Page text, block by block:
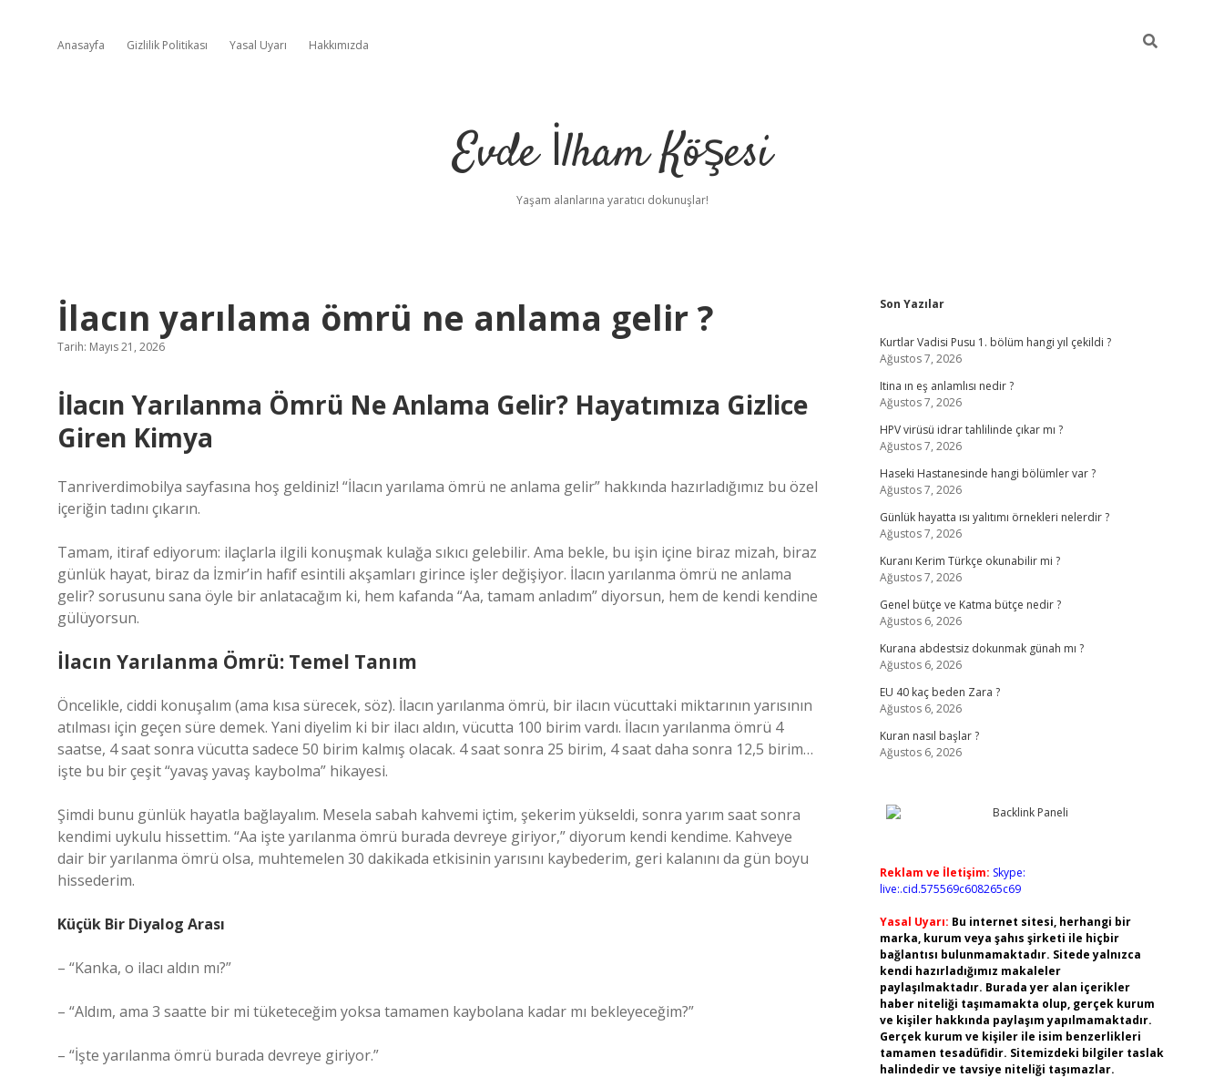
Anasayfa Gizlilik Politikası Yasal Uyarı Hakkımızda
Evde İlham Köşesi
Yaşam alanlarına yaratıcı dokunuşlar!
İlacın yarılama ömrü ne anlama gelir ?
Tarih: Mayıs 21, 2026
İlacın Yarılanma Ömrü Ne Anlama Gelir? Hayatımıza Gizlice
Giren Kimya
Tanriverdimobilya sayfasına hoş geldiniz! “İlacın yarılama ömrü ne anlama gelir” hakkında hazırladığımız bu özel
içeriğin tadını çıkarın.
Tamam, itiraf ediyorum: ilaçlarla ilgili konuşmak kulağa sıkıcı gelebilir. Ama bekle, bu işin içine biraz mizah, biraz
günlük hayat, biraz da İzmir’in hafif esintili akşamları girince işler değişiyor. İlacın yarılanma ömrü ne anlama
gelir? sorusunu sana öyle bir anlatacağım ki, hem kafanda “Aa, tamam anladım” diyorsun, hem de kendi kendine
gülüyorsun.
İlacın Yarılanma Ömrü: Temel Tanım
Öncelikle, ciddi konuşalım (ama kısa sürecek, söz). İlacın yarılanma ömrü, bir ilacın vücuttaki miktarının yarısının
atılması için geçen süre demek. Yani diyelim ki bir ilacı aldın, vücutta 100 birim vardı. İlacın yarılanma ömrü 4
saatse, 4 saat sonra vücutta sadece 50 birim kalmış olacak. 4 saat sonra 25 birim, 4 saat daha sonra 12,5 birim…
işte bu bir çeşit “yavaş yavaş kaybolma” hikayesi.
Şimdi bunu günlük hayatla bağlayalım. Mesela sabah kahvemi içtim, şekerim yükseldi, sonra yarım saat sonra
kendimi uykulu hissettim. “Aa işte yarılanma ömrü burada devreye giriyor,” diyorum kendi kendime. Kahveye
dair bir yarılanma ömrü olsa, muhtemelen 30 dakikada etkisinin yarısını kaybederim, geri kalanını da gün boyu
hissederim.
Küçük Bir Diyalog Arası
– “Kanka, o ilacı aldın mı?”
– “Aldım, ama 3 saatte bir mi tüketeceğim yoksa tamamen kaybolana kadar mı bekleyeceğim?”
– “İşte yarılanma ömrü burada devreye giriyor.”
Sidebar
Son Yazılar
Kurtlar Vadisi Pusu 1. bölüm hangi yıl çekildi ?
Ağustos 7, 2026
Itina ın eş anlamlısı nedir ?
Ağustos 7, 2026
HPV virüsü idrar tahlilinde çıkar mı ?
Ağustos 7, 2026
Haseki Hastanesinde hangi bölümler var ?
Ağustos 7, 2026
Günlük hayatta ısı yalıtımı örnekleri nelerdir ?
Ağustos 7, 2026
Kuranı Kerim Türkçe okunabilir mi ?
Ağustos 7, 2026
Genel bütçe ve Katma bütçe nedir ?
Ağustos 6, 2026
Kurana abdestsiz dokunmak günah mı ?
Ağustos 6, 2026
EU 40 kaç beden Zara ?
Ağustos 6, 2026
Kuran nasıl başlar ?
Ağustos 6, 2026
Reklam ve İletişim: Skype:
live:.cid.575569c608265c69
Yasal Uyarı: Bu internet sitesi, herhangi bir
marka, kurum veya şahıs şirketi ile hiçbir
bağlantısı bulunmamaktadır. Sitede yalnızca
kendi hazırladığımız makaleler
paylaşılmaktadır. Burada yer alan içerikler
haber niteliği taşımamakta olup, gerçek kurum
ve kişiler hakkında paylaşım yapılmamaktadır.
Gerçek kurum ve kişiler ile isim benzerlikleri
tamamen tesadüfidir. Sitemizdeki bilgiler taslak
halindedir ve tavsiye niteliği taşımazlar.